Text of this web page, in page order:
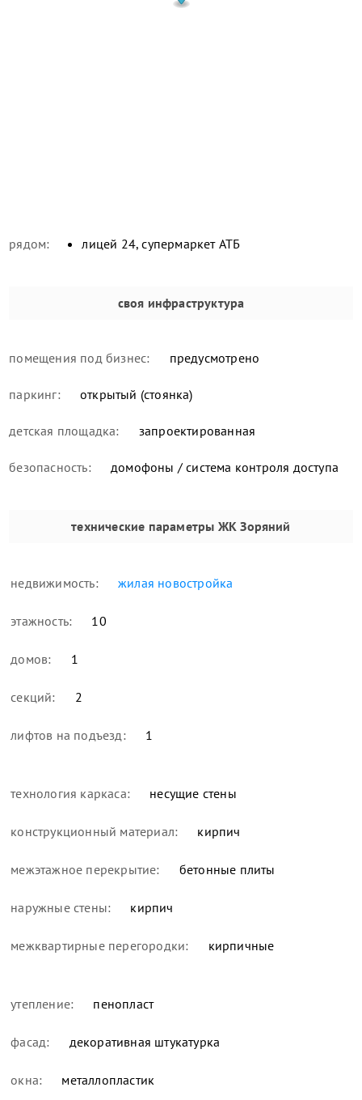
рядом: лицей 24, супермаркет АТБ
своя инфраструктура
помещения под бизнес: предусмотрено
паркинг: открытый (стоянка)
детская площадка: запроектированная
безопасность: домофоны / система контроля доступа
технические параметры ЖК Зоряний
недвижимость: жилая новостройка
этажность: 10
домов: 1
секций: 2
лифтов на подъезд: 1
технология каркаса: несущие стены
конструкционный материал: кирпич
межэтажное перекрытие: бетонные плиты
наружные стены: кирпич
межквартирные перегородки: кирпичные
утепление: пенопласт
фасад: декоративная штукатурка
окна: металлопластик